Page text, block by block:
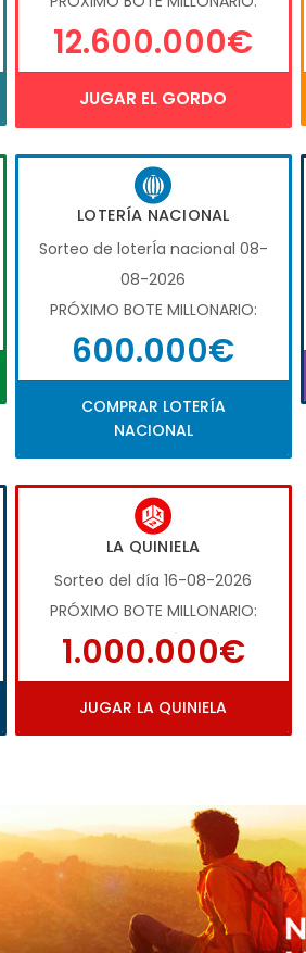
12.600.000€
JUGAR EL GORDO
LOTERÍA NACIONAL
Sorteo de loterÍa nacional 08-
08-2026
PRÓXIMO BOTE MILLONARIO:
600.000€
COMPRAR LOTERÍA
NACIONAL
LA QUINIELA
Sorteo del día 16-08-2026
PRÓXIMO BOTE MILLONARIO:
1.000.000€
JUGAR LA QUINIELA